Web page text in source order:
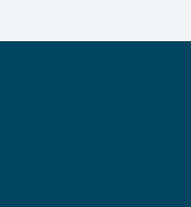
助您选择合适的升
输的解决方案的
大的轿厢尺寸，
额定负载、最小轴
的实用规划指南